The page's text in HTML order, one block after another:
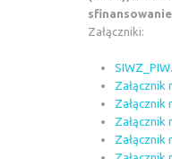
Załączniki:
Załącznik
Załącznik
Załącznik
Załącznik